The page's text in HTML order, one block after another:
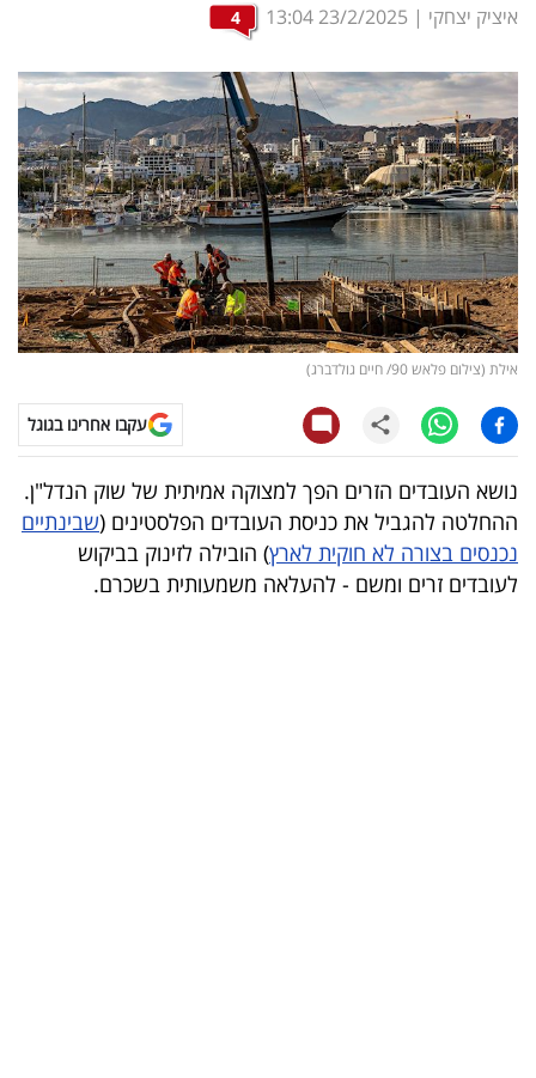
מדדים
ומחקרים
דעות
רכילות
עסקית
קריפטו
ויראלי
עסקי
ספורט
קריירה
ולימודים
איציק יצחקי |
23/2/2025
13:04
4
אילת (צילום פלאש 90/ חיים גולדברג)
עקבו אחרינו בגוגל
נושא העובדים הזרים הפך למצוקה אמיתית של שוק הנדל"ן.
ההחלטה להגביל את כניסת העובדים הפלסטינים (שבינתיים
נכנסים בצורה לא חוקית לארץ) הובילה לזינוק בביקוש
לעובדים זרים ומשם - להעלאה משמעותית בשכרם.